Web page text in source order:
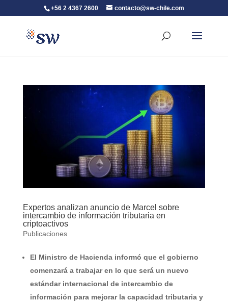
+56 2 4367 2600 contacto@sw-chile.com
Expertos analizan anuncio de Marcel sobre
intercambio de información tributaria en
criptoactivos
Publicaciones
El Ministro de Hacienda informó que el gobierno
comenzará a trabajar en lo que será un nuevo
estándar internacional de intercambio de
información para mejorar la capacidad tributaria y